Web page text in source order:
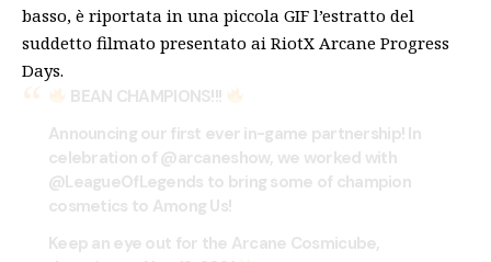
basso, è riportata in una piccola GIF l’estratto del
suddetto filmato presentato ai RiotX Arcane Progress
Days.
BEAN CHAMPIONS!!!
Announcing our first ever in-game partnership! In
celebration of @arcaneshow, we worked with
@LeagueOfLegends to bring some of champion
cosmetics to Among Us!
Keep an eye out for the Arcane Cosmicube,